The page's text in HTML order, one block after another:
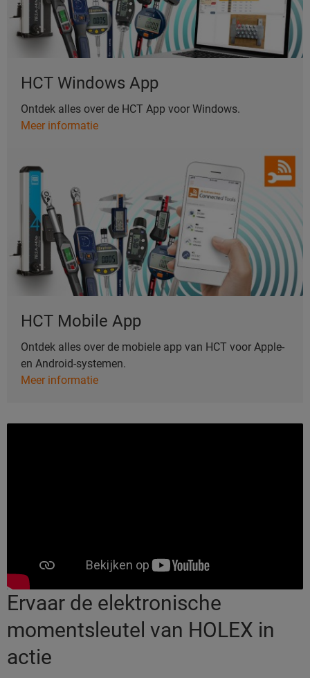
HCT Windows App
Ontdek alles over de HCT App voor Windows.
Meer informatie
HCT Mobile App
Ontdek alles over de mobiele app van HCT voor Apple-
en Android-systemen.
Meer informatie
Ervaar de elektronische
momentsleutel van HOLEX in
actie